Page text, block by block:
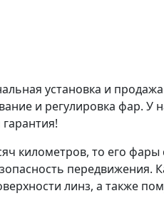
установка и
и регулировка фар.
километров, то его
передвижения.
линз, а также